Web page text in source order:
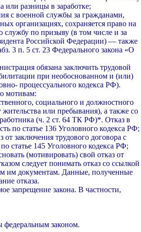
или разницы в заработке;
с воен­ной службы за гражданами,
организациях, сохраняется право на
по призыву (в том числе и за
Российской Федерации) — также
3 п. 5 ст. 23 Федерального закона «О
обязана заклю­чить трудовой
при необоснованном и (или)
процессуального кодекса РФ).
моти­вам:
социального и должностного
или пребывания), а также со
(ч. 2 ст. 64 ТК РФ)*. Отказ в
по статье 136 Уголовного ко­декса РФ;
заключения трудового догово­ра с
статье 145 Уголовного кодекса РФ;
(мотивировать) свой отказ от
следует понимать отказ со ссылкой
им документам. Данные, получен­ные
отказа.
запрещение закона. В частности,
федеральным законом.